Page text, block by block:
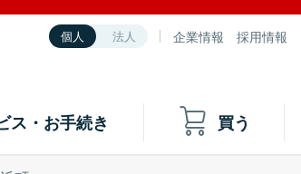
個人 法人 企業情報 採用情報
ス・お手続き 買う